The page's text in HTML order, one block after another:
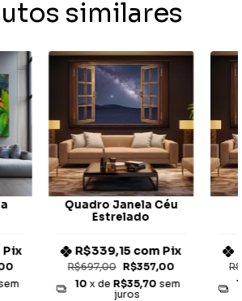
similares
Pix
Quadro Janela Céu
Estrelado
R$697,00 R$357,00
R$339,15com Pix
10 x de R$35,70 sem
juros